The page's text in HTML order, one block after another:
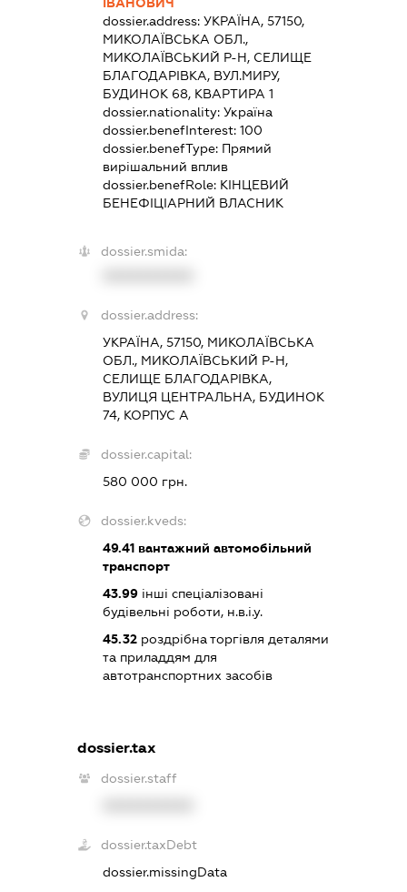
dossier.address:УКРАЇНА, 57150,
МИКОЛАЇВСЬКА ОБЛ.,
МИКОЛАЇВСЬКИЙ Р-Н, СЕЛИЩЕ
БЛАГОДАРІВКА, ВУЛ.МИРУ,
БУДИНОК 68, КВАРТИРА 1
dossier.nationality:Україна
dossier.benefInterest:100
dossier.benefType: Прямий
вирішальний вплив
dossier.benefRole: КІНЦЕВИЙ
БЕНЕФІЦІАРНИЙ ВЛАСНИК
dossier.smida:
dossier.address:
УКРАЇНА, 57150, МИКОЛАЇВСЬКА
ОБЛ., МИКОЛАЇВСЬКИЙ Р-Н,
СЕЛИЩЕ БЛАГОДАРІВКА,
ВУЛИЦЯ ЦЕНТРАЛЬНА, БУДИНОК
74, КОРПУС А
dossier.capital:
580 000 грн.
dossier.kveds:
49.41 вантажний автомобільний
транспорт
43.99 інші спеціалізовані
будівельні роботи, н.в.і.у.
45.32 роздрібна торгівля деталями
та приладдям для
автотранспортних засобів
dossier.tax
dossier.staff
dossier.taxDebt
dossier.missingData